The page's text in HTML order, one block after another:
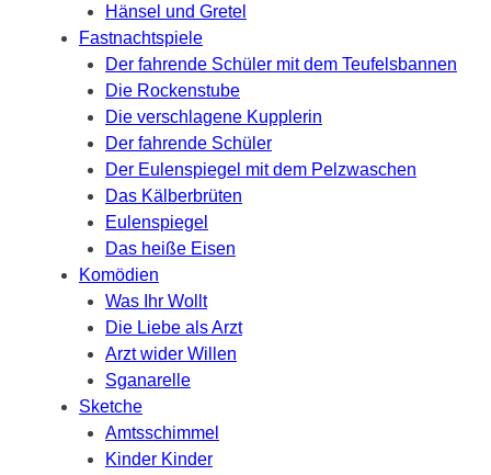
Hänsel und Gretel
Fastnachtspiele
Der fahrende Schüler mit dem Teufelsbannen
Die Rockenstube
Die verschlagene Kupplerin
Der fahrende Schüler
Der Eulenspiegel mit dem Pelzwaschen
Das Kälberbrüten
Eulenspiegel
Das heiße Eisen
Komödien
Was Ihr Wollt
Die Liebe als Arzt
Arzt wider Willen
Sganarelle
Sketche
Amtsschimmel
Kinder Kinder